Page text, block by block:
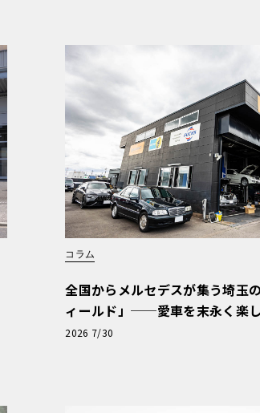
コラム
全国からメルセデスが集う埼玉
ィールド」──愛車を末永く楽
と、プロがフックス製オイルを選
2026 7/30